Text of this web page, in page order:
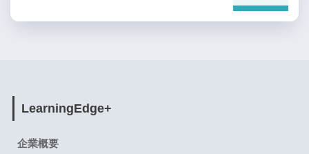
LearningEdge+
企業概要